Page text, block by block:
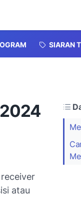
SIARAN
atau